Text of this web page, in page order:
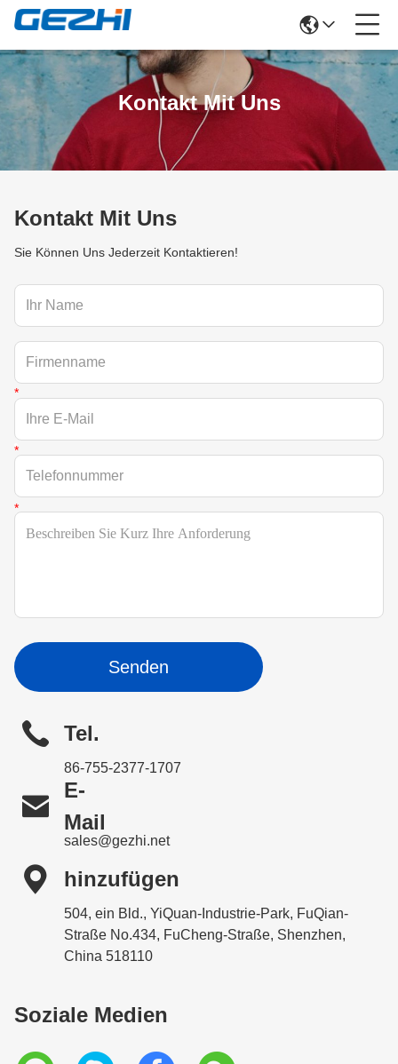
Kontakt Mit Uns
Kontakt Mit Uns
Sie Können Uns Jederzeit Kontaktieren!
Senden
Tel.
86-755-2377-1707

E-
Mail
sales@gezhi.net
 hinzufügen
504, ein Bld., YiQuan-Industrie-Park, FuQian-
Straße No.434, FuCheng-Straße, Shenzhen,
China 518110
Soziale Medien